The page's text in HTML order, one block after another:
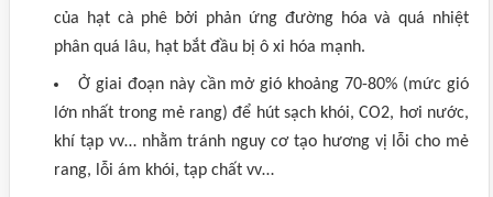
của hạt cà phê bởi phản ứng đường hóa và quá nhiệt
phân quá lâu, hạt bắt đầu bị ô xi hóa mạnh.
Ở giai đoạn này cần mở gió khoảng 70-80% (mức gió
lớn nhất trong mẻ rang) để hút sạch khói, CO2, hơi nước,
khí tạp vv… nhằm tránh nguy cơ tạo hương vị lỗi cho mẻ
rang, lỗi ám khói, tạp chất vv…